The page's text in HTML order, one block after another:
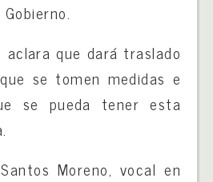
aclara que dará traslado
se tomen medidas e
se pueda tener esta
Moreno, vocal en